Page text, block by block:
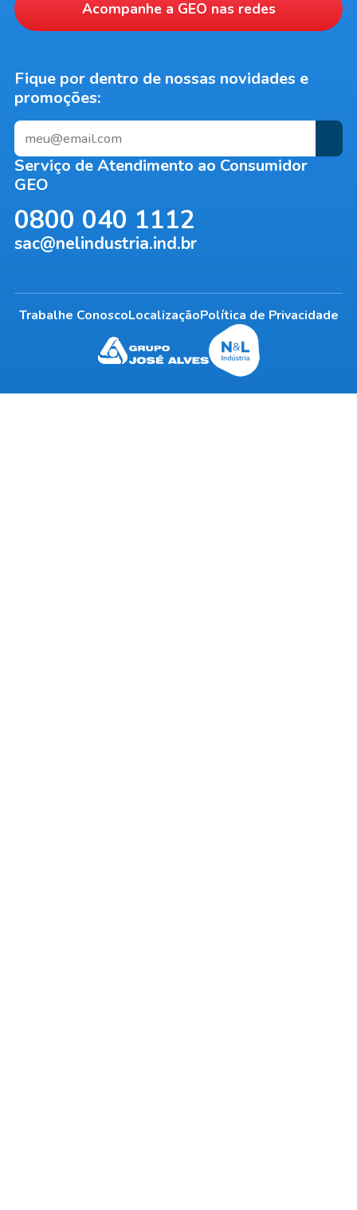
Acompanhe a GEO nas redes
Fique por dentro de nossas novidades e
promoções:
Serviço de Atendimento ao Consumidor
GEO
0800 040 1112
sac@nelindustria.ind.br
Trabalhe ConoscoLocalizaçãoPolítica de Privacidade